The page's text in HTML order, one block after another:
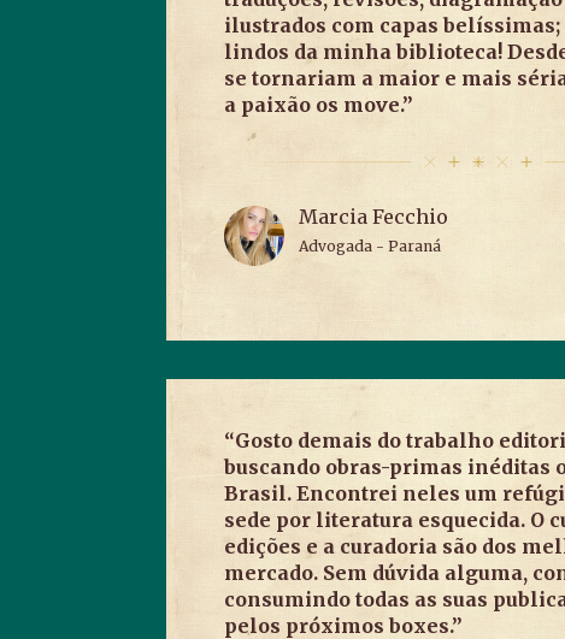
ilustrados com capas belíssimas;
lindos da minha biblioteca!
se tornariam a maior e mais
a paixão os move.”
Marcia Fecchio
Advogada - Paraná
“Gosto demais do trabalho
buscando obras-primas inéditas
Brasil. Encontrei neles um
sede por literatura esquecida. O
edições e a curadoria são dos
mercado. Sem dúvida alguma,
consumindo todas as suas
pelos próximos boxes.”